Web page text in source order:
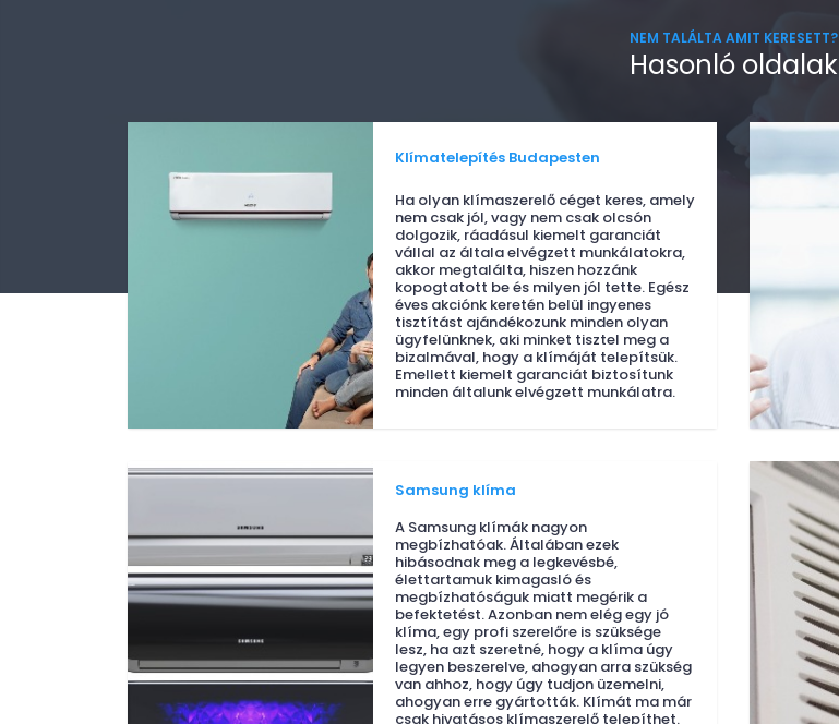
NEM TALÁLTA AMIT KERESETT?
Hasonló oldalak
Klímatelepítés Budapesten
Ha olyan klímaszerelő céget keres, amely
nem csak jól, vagy nem csak olcsón
dolgozik, ráadásul kiemelt garanciát
vállal az általa elvégzett munkálatokra,
akkor megtalálta, hiszen hozzánk
kopogtatott be és milyen jól tette. Egész
éves akciónk keretén belül ingyenes
tisztítást ajándékozunk minden olyan
ügyfelünknek, aki minket tisztel meg a
bizalmával, hogy a klímáját telepítsük.
Emellett kiemelt garanciát biztosítunk
minden általunk elvégzett munkálatra.
Samsung klíma
A Samsung klímák nagyon
megbízhatóak. Általában ezek
hibásodnak meg a legkevésbé,
élettartamuk kimagasló és
megbízhatóságuk miatt megérik a
befektetést. Azonban nem elég egy jó
klíma, egy profi szerelőre is szüksége
lesz, ha azt szeretné, hogy a klíma úgy
legyen beszerelve, ahogyan arra szükség
van ahhoz, hogy úgy tudjon üzemelni,
ahogyan erre gyártották. Klímát ma már
csak hivatásos klímaszerelő telepíthet.